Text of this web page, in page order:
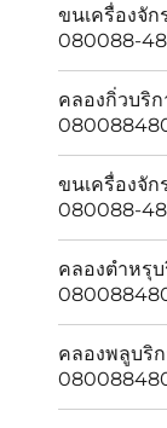
ขนเครื่องจั
080088-
คลองกิ่วบริ
ขนเครื่องจั
080088-
คลองตำหรุ
คลองพลูบริ